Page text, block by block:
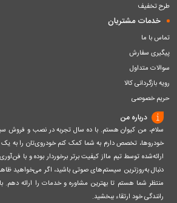
طرح تخفیف
خدمات مشتریان
تماس با ما
پیگیری سفارش
سوالات متداول
رویه بازگردانی کالا
حریم خصوصی
درباره من
سلام، من کیوان هستم. با ده سال تجربه در نصب و فروش
خودروها، تخصص دارم به شما کمک کنم خودروی‌تان را به یک
ارائه‌شده توسط تیم مااز کیفیت برتر برخوردار بوده و با
دنبال به‌روزترین سیستم‌های صوتی باشید، اگر می‌خواهید
منتظر شما هستم تا بهترین مشاوره و خدمات را ارائه دهم.
رانندگی خود ارتقاء ببخشید.